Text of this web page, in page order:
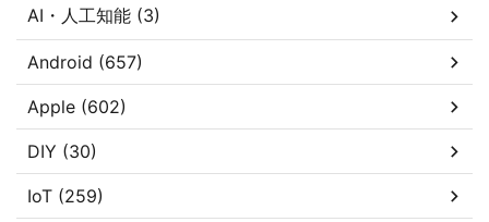
AI・人工知能 (3)
Android (657)
Apple (602)
DIY (30)
IoT (259)